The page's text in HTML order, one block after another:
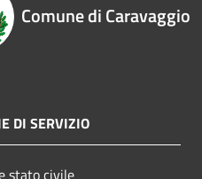
Comune di Caravaggio
DI SERVIZIO
stato civile